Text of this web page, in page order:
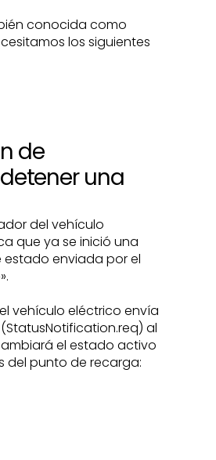
conocida como
los siguientes
de
una
del vehículo
que ya se inició una
enviada por el
vehículo eléctrico envía
al
el estado activo
del punto de recarga: